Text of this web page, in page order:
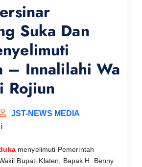
Suka Dan
– Innalilahi Wa
Rojiun
JST-NEWS MEDIA
menyelimuti Pemerintah
Bupati Klaten, Bapak H. Benny